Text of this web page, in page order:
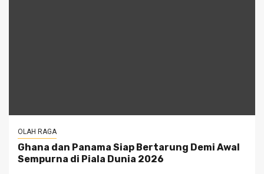
OLAH RAGA
Ghana dan Panama Siap Bertarung Demi Awal
Sempurna di Piala Dunia 2026